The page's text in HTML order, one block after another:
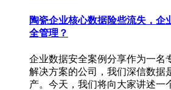
陶瓷企业核心数据险些流失，企
全管理？
企业数据安全案例分享作为一名
解决方案的公司，我们深信数据
产。今天，我们将向大家讲述一